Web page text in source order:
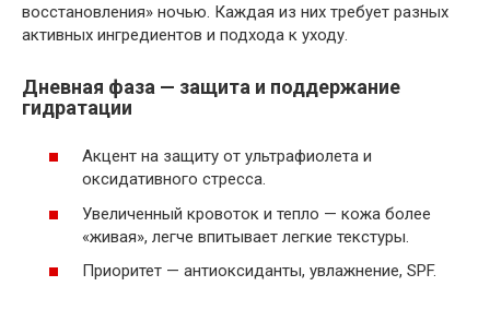
восстановления» ночью. Каждая из них требует разных
активных ингредиентов и подхода к уходу.
Дневная фаза — защита и поддержание
гидратации
Акцент на защиту от ультрафиолета и
оксидативного стресса.
Увеличенный кровоток и тепло — кожа более
«живая», легче впитывает легкие текстуры.
Приоритет — антиоксиданты, увлажнение, SPF.